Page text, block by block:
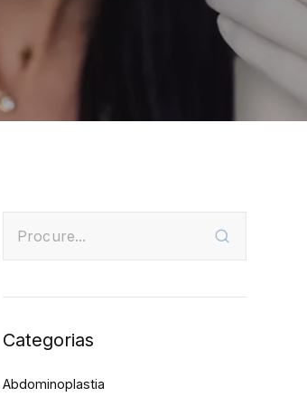
Categorias
Abdominoplastia